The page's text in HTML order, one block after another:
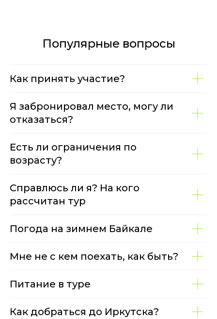
Популярные вопросы
Как принять участие?
Я забронировал место, могу ли
отказаться?
Есть ли ограничения по
возрасту?
Справлюсь ли я? На кого
рассчитан тур
Погода на зимнем Байкале
Мне не с кем поехать, как быть?
Питание в туре
Как добраться до Иркутска?